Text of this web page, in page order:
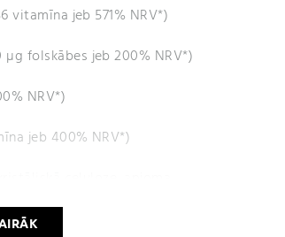
vitamīna jeb 571% NRV*)
folskābes jeb 200% NRV*)
NRV*)
jeb 400% NRV*)
krāsviela: riboflavīni),